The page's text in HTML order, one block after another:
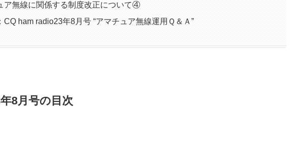
ア無線に関係する制度改正について④
CQ ham radio23年8月号 “アマチュア無線運用Ｑ＆Ａ”
8月号の目次